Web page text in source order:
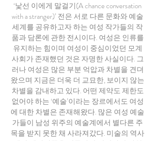
‘낯선 이에게 말걸기(A chance conversation
with a stranger)’ 전은 서로 다른 문화와 예술
세계를 공유하고자 하는 여성 작가들의 작
품과 담론에 관한 전시이다. 여성은 인류를
유지하는 힘이며 여성이 중심이었던 모계
사회가 존재했던 것은 자명한 사실이다. 그
러나 여성은 많은 부분 억압과 차별을 견뎌
왔으며 지금은 더욱 더 교묘한, 보이지 않는
차별을 감내하고 있다. 어떤 제약도 제한도
없어야 하는 ‘예술’이라는 장르에서도 여성
에 대한 차별은 존재해왔다. 많은 여성 예술
가들이 남성 위주의 예술계에서 별다른 주
목을 받지 못한 채 사라져갔다. 미술의 역사